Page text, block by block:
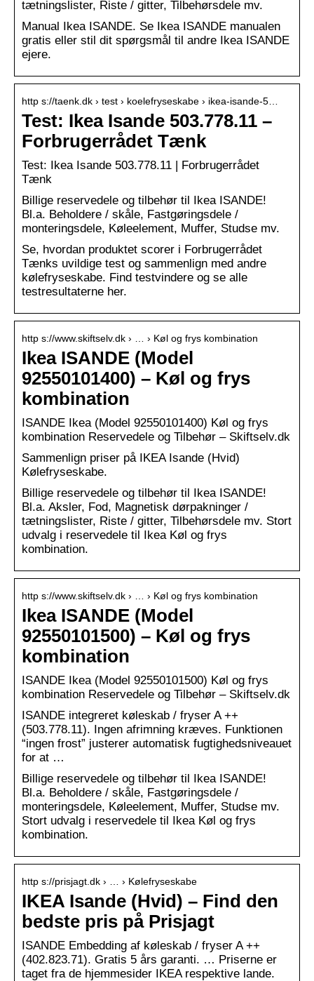
tætningslister, Riste / gitter, Tilbehørsdele mv.
Manual Ikea ISANDE. Se Ikea ISANDE manualen
gratis eller stil dit spørgsmål til andre Ikea ISANDE
ejere.
http s://taenk.dk › test › koelefryseskabe › ikea-isande-5…
Test: Ikea Isande 503.778.11 –
Forbrugerrådet Tænk
Test: Ikea Isande 503.778.11 | Forbrugerrådet
Tænk
Billige reservedele og tilbehør til Ikea ISANDE!
Bl.a. Beholdere / skåle, Fastgøringsdele /
monteringsdele, Køleelement, Muffer, Studse mv.
Se, hvordan produktet scorer i Forbrugerrådet
Tænks uvildige test og sammenlign med andre
kølefryseskabe. Find testvindere og se alle
testresultaterne her.
http s://www.skiftselv.dk › … › Køl og frys kombination
Ikea ISANDE (Model
92550101400) – Køl og frys
kombination
ISANDE Ikea (Model 92550101400) Køl og frys
kombination Reservedele og Tilbehør – Skiftselv.dk
Sammenlign priser på IKEA Isande (Hvid)
Kølefryseskabe.
Billige reservedele og tilbehør til Ikea ISANDE!
Bl.a. Aksler, Fod, Magnetisk dørpakninger /
tætningslister, Riste / gitter, Tilbehørsdele mv. Stort
udvalg i reservedele til Ikea Køl og frys
kombination.
http s://www.skiftselv.dk › … › Køl og frys kombination
Ikea ISANDE (Model
92550101500) – Køl og frys
kombination
ISANDE Ikea (Model 92550101500) Køl og frys
kombination Reservedele og Tilbehør – Skiftselv.dk
ISANDE integreret køleskab / fryser A ++
(503.778.11). Ingen afrimning kræves. Funktionen
“ingen frost” justerer automatisk fugtighedsniveauet
for at …
Billige reservedele og tilbehør til Ikea ISANDE!
Bl.a. Beholdere / skåle, Fastgøringsdele /
monteringsdele, Køleelement, Muffer, Studse mv.
Stort udvalg i reservedele til Ikea Køl og frys
kombination.
http s://prisjagt.dk › … › Kølefryseskabe
IKEA Isande (Hvid) – Find den
bedste pris på Prisjagt
ISANDE Embedding af køleskab / fryser A ++
(402.823.71). Gratis 5 års garanti. … Priserne er
taget fra de hjemmesider IKEA respektive lande.